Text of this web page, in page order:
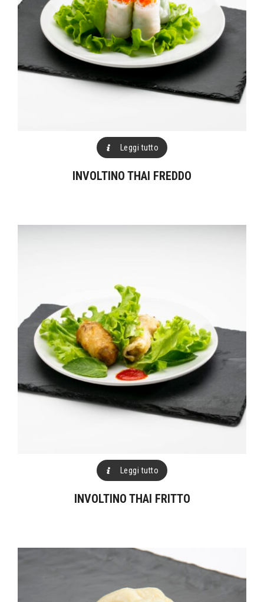
Leggi tutto
INVOLTINO THAI FREDDO
Leggi tutto
INVOLTINO THAI FRITTO